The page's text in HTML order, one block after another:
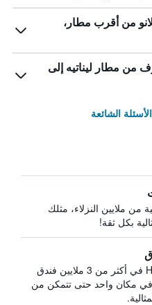
من أقرب مطار،
من مطار ليناتيه إلى
الشائعة
من ملايين النزلاء، مثلك
بكل ثقة!
يبحث HotelsCombined في أكثر من 3 ملايين فندق
في مكان واحد حتى تتمكن من